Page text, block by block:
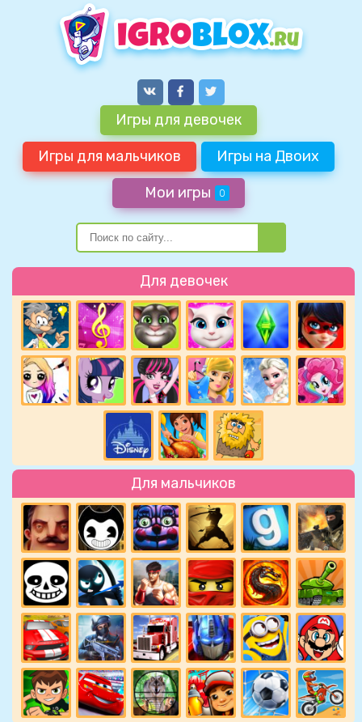
Игры для девочек
Игры для мальчиков Игры на Двоих
Мои игры 0
Для девочек
Для мальчиков